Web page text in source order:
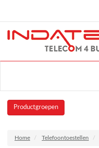
Productgroepen
Home Telefoontoestellen